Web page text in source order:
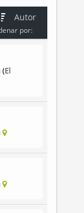
Autor
por:
El